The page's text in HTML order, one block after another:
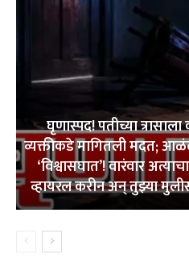
घृणास्पद! पतीच्या
व्यक्तीकडे मागितली मदत;
‘विश्वासघात’! वारंवार
व्हायरल करीन अन् तुझ्या